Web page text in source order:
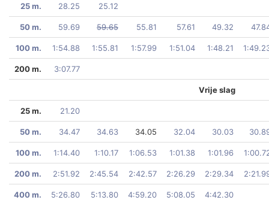
25 m. 28.25 25.12
50 m. 59.69 59.65 55.81 57.61 49.32
100 m. 1:54.88 1:55.81 1:57.99 1:51.04 1:48.21
200 m. 3:07.77
Vrije slag
25 m. 21.20
50 m. 34.47 34.63 34.05 32.04 30.03
100 m. 1:14.40 1:10.17 1:06.53 1:01.38 1:01.96
200 m. 2:51.92 2:45.54 2:42.57 2:26.29 2:29.34
400 m. 5:26.80 5:13.80 4:59.20 5:08.05 4:42.30